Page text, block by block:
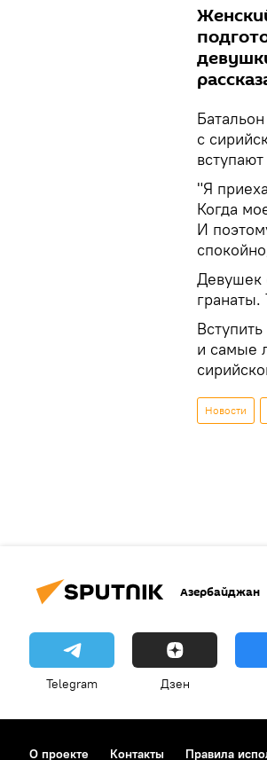
с
"Я
Когда
И
Девушек
гранаты.
и самые
Новости
Азербайджан
Telegram Дзен
О проекте Контакты Правила